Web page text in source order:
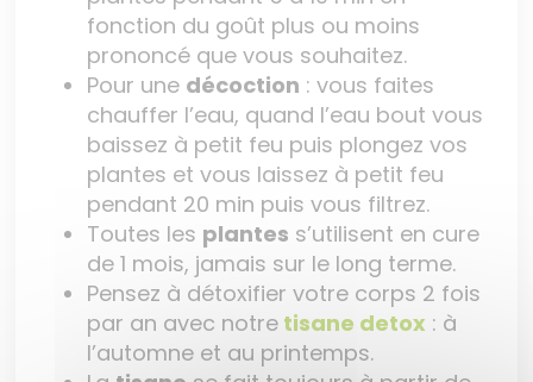
fonction du goût plus ou moins
prononcé que vous souhaitez.
Pour une décoction : vous faites
chauffer l’eau, quand l’eau bout vous
baissez à petit feu puis plongez vos
plantes et vous laissez à petit feu
pendant 20 min puis vous filtrez.
Toutes les plantes s’utilisent en cure
de 1 mois, jamais sur le long terme.
Pensez à détoxifier votre corps 2 fois
par an avec notre tisane detox : à
l’automne et au printemps.